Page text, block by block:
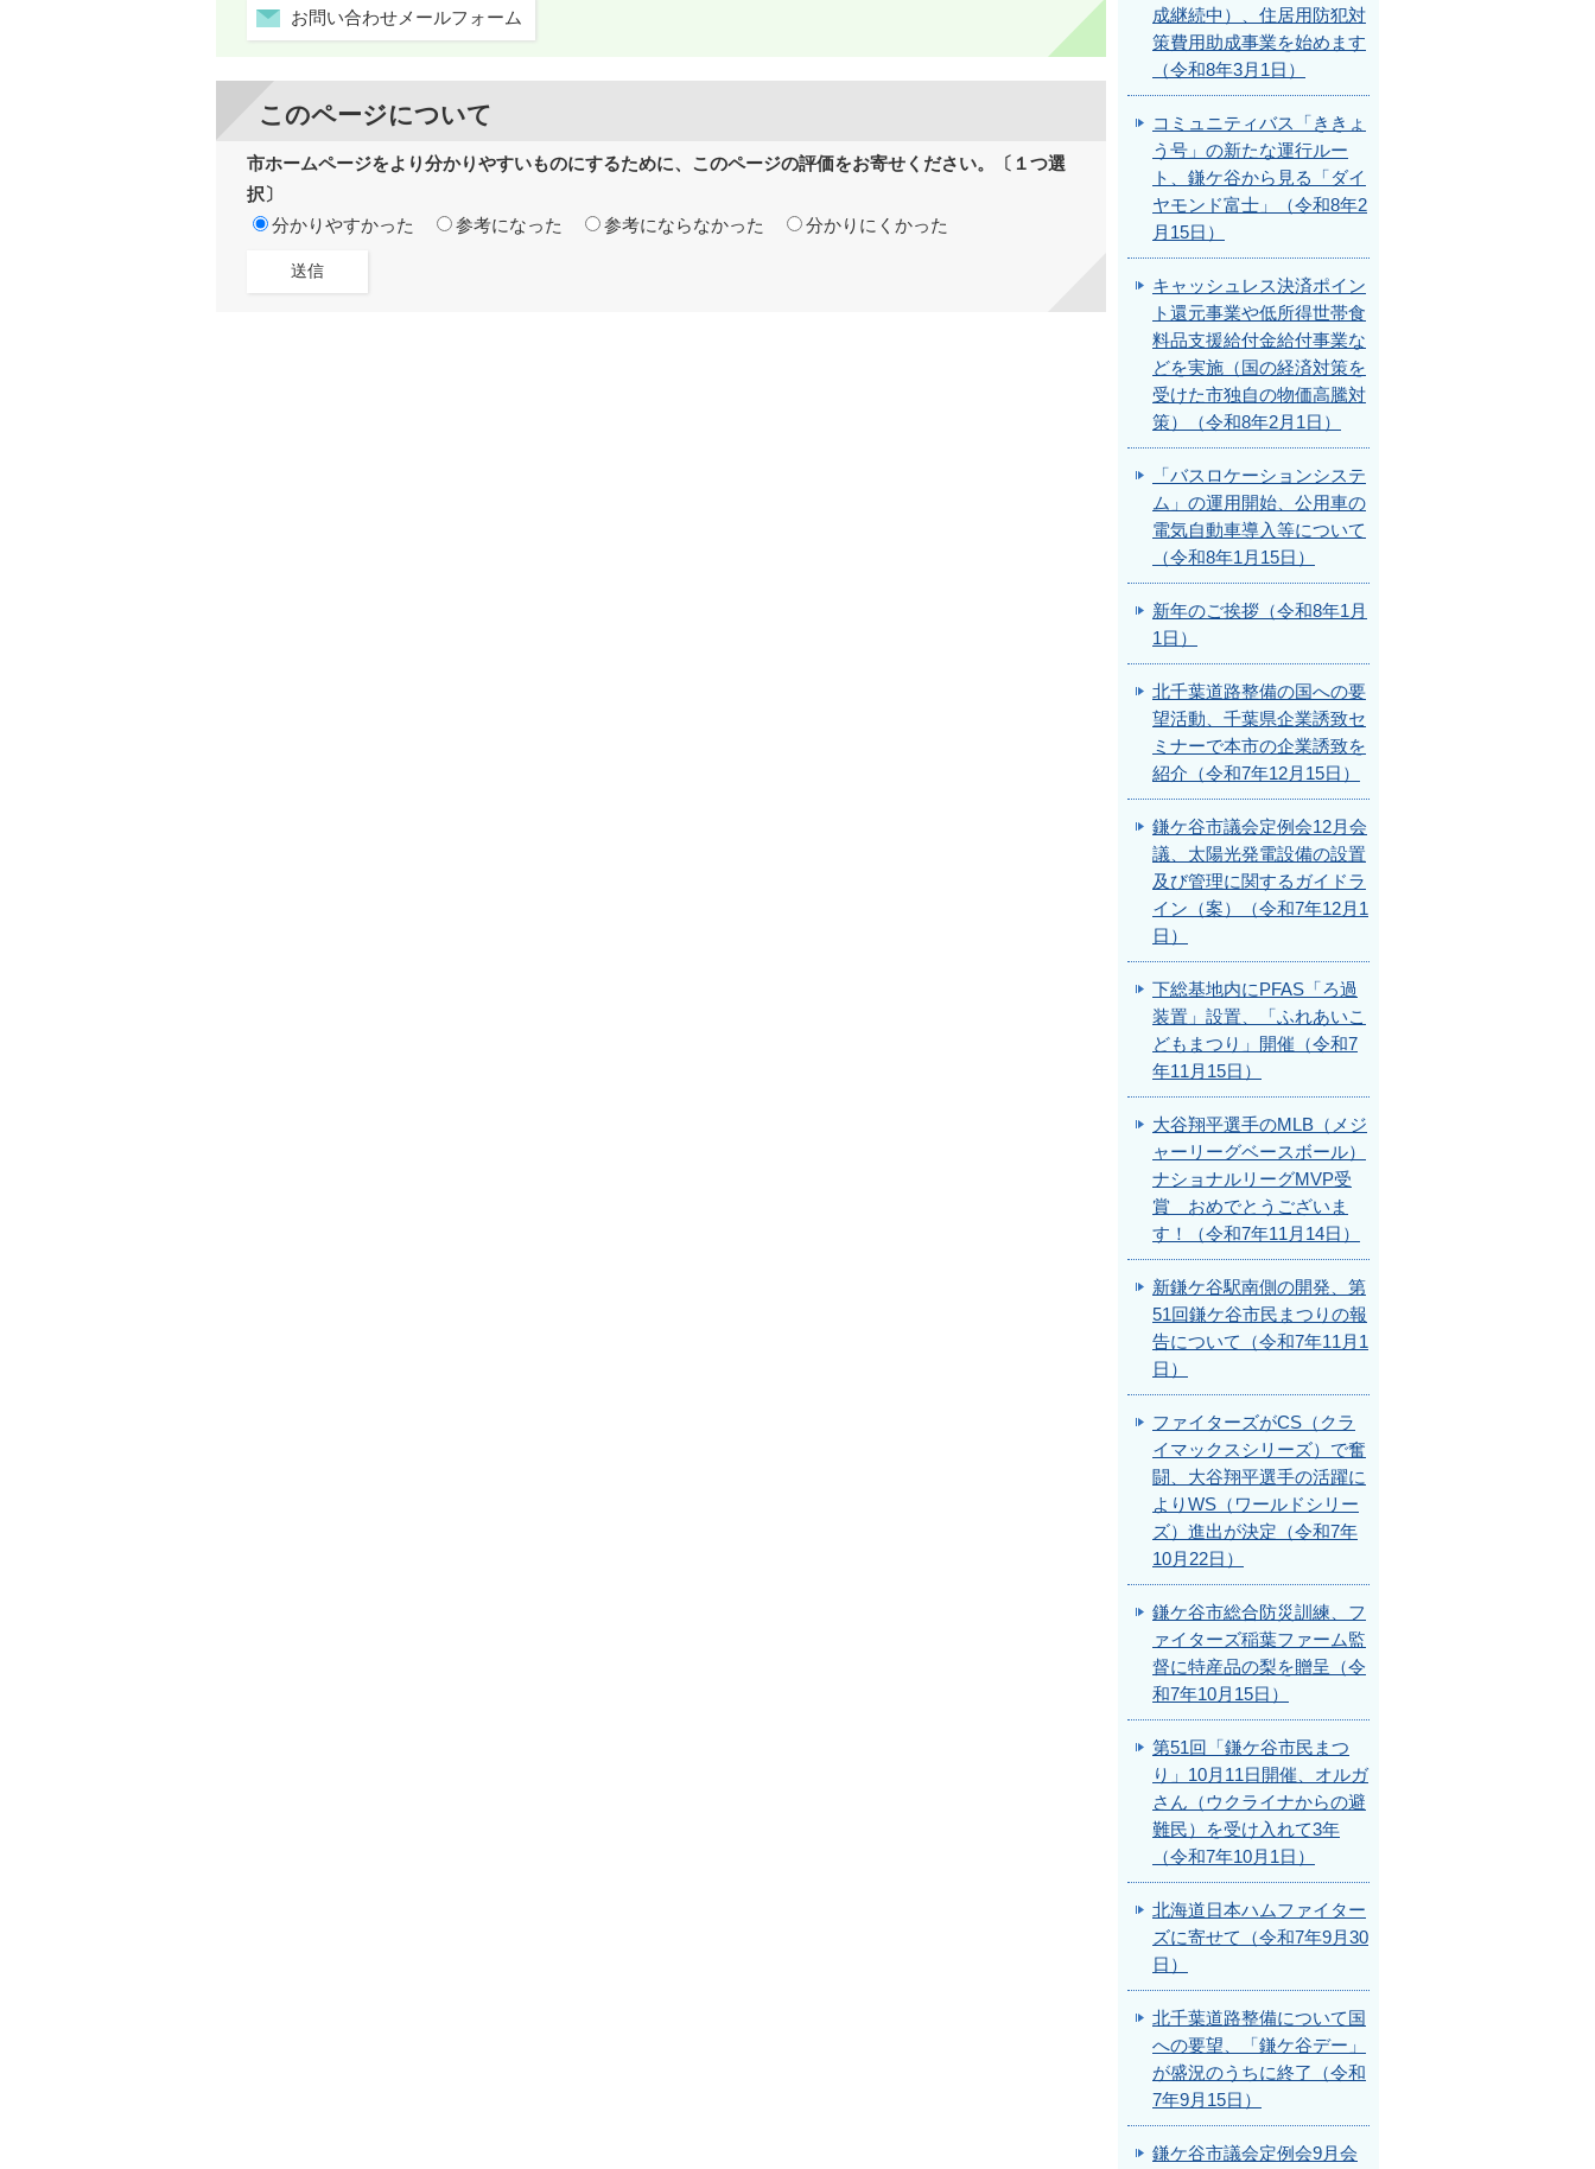
お問い合わせメールフォーム
このページについて
市ホームページをより分かりやすいものにするために、このページの評価をお寄せください。〔１つ選
択〕
分かりやすかった
参考になった 参考にならなかった 分かりにくかった
成継続中）、住居用防犯対
策費用助成事業を始めます
（令和8年3月1日）
コミュニティバス「ききょ
う号」の新たな運行ルー
ト、鎌ケ谷から見る「ダイ
ヤモンド富士」（令和8年2
月15日）
キャッシュレス決済ポイン
ト還元事業や低所得世帯食
料品支援給付金給付事業な
どを実施（国の経済対策を
受けた市独自の物価高騰対
策）（令和8年2月1日）
「バスロケーションシステ
ム」の運用開始、公用車の
電気自動車導入等について
（令和8年1月15日）
新年のご挨拶（令和8年1月
1日）
北千葉道路整備の国への要
望活動、千葉県企業誘致セ
ミナーで本市の企業誘致を
紹介（令和7年12月15日）
鎌ケ谷市議会定例会12月会
議、太陽光発電設備の設置
及び管理に関するガイドラ
イン（案）（令和7年12月1
日）
下総基地内にPFAS「ろ過
装置」設置、「ふれあいこ
どもまつり」開催（令和7
年11月15日）
大谷翔平選手のMLB（メジ
ャーリーグベースボール）
ナショナルリーグMVP受
賞 おめでとうございま
す！（令和7年11月14日）
新鎌ケ谷駅南側の開発、第
51回鎌ケ谷市民まつりの報
告について（令和7年11月1
日）
ファイターズがCS（クラ
イマックスシリーズ）で奮
闘、大谷翔平選手の活躍に
よりWS（ワールドシリー
ズ）進出が決定（令和7年
10月22日）
鎌ケ谷市総合防災訓練、フ
ァイターズ稲葉ファーム監
督に特産品の梨を贈呈（令
和7年10月15日）
第51回「鎌ケ谷市民まつ
り」10月11日開催、オルガ
さん（ウクライナからの避
難民）を受け入れて3年
（令和7年10月1日）
北海道日本ハムファイター
ズに寄せて（令和7年9月30
日）
北千葉道路整備について国
への要望、「鎌ケ谷デー」
が盛況のうちに終了（令和
7年9月15日）
鎌ケ谷市議会定例会9月会